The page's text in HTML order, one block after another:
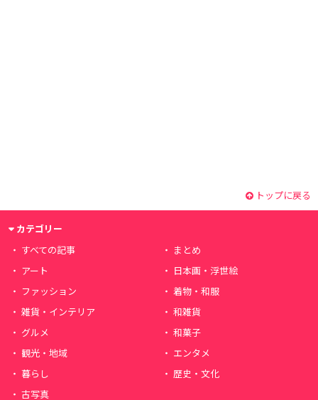
トップに戻る
カテゴリー
すべての記事
まとめ
アート
日本画・浮世絵
ファッション
着物・和服
雑貨・インテリア
和雑貨
グルメ
和菓子
観光・地域
エンタメ
暮らし
歴史・文化
古写真